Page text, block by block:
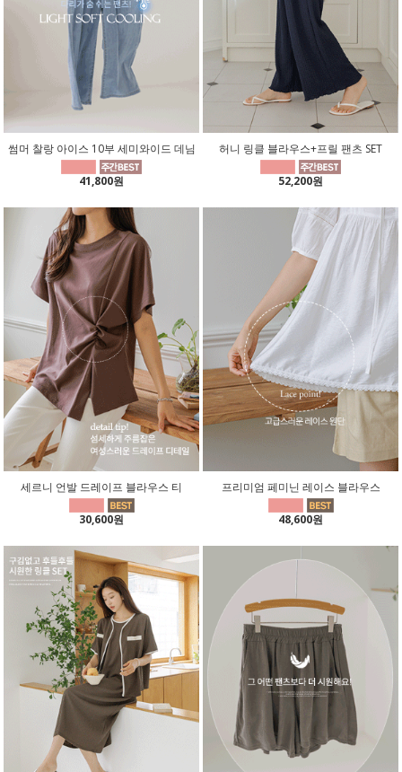
썸머 찰랑 아이스 10부 세미와이드 데님
41,800원
허니 링클 블라우스+프릴 팬츠 SET
52,200원
세르니 언발 드레이프 블라우스 티
30,600원
프리미엄 페미닌 레이스 블라우스
48,600원